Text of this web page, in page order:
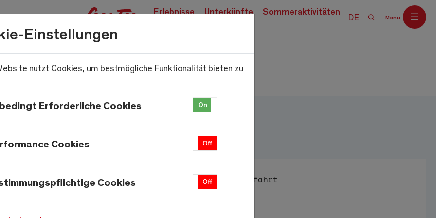
Erlebnisse
Unterkünfte Sommeraktivitäten DE Menu
WetterSaas-Fee
12.3°C
Anfahrt
Einstellungen
nutzt Cookies, um bestmögliche Funktionalität bieten zu
Erforderliche Cookies On
Cookies Off
Cookies Off